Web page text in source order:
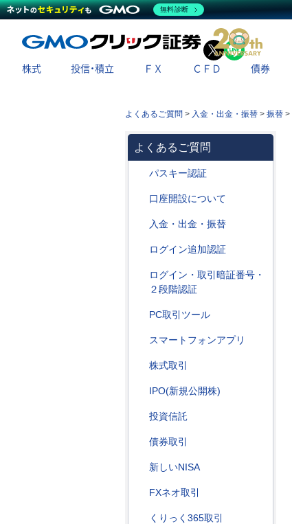
X
株式 投信・積立 ＦＸ ＣＦＤ 債券
よくあるご質問 > 入金・出金・振替 > 振替 >
よくあるご質問
パスキー認証
口座開設について
入金・出金・振替
ログイン追加認証
ログイン・取引暗証番号・
２段階認証
PC取引ツール
スマートフォンアプリ
株式取引
IPO(新規公開株)
投資信託
債券取引
新しいNISA
FXネオ取引
くりっく365取引
無料診断